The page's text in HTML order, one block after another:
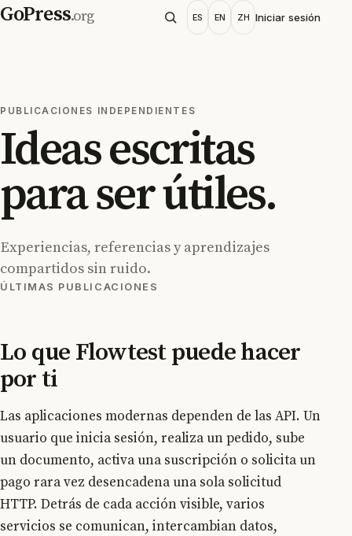
GoPress.org ES EN ZH Iniciar sesión
PUBLICACIONES INDEPENDIENTES
Ideas escritas
para ser útiles.
Experiencias, referencias y aprendizajes
compartidos sin ruido.
ÚLTIMAS PUBLICACIONES
Lo que Flowtest puede hacer
por ti
Las aplicaciones modernas dependen de las API. Un
usuario que inicia sesión, realiza un pedido, sube
un documento, activa una suscripción o solicita un
pago rara vez desencadena una sola solicitud
HTTP. Detrás de cada acción visible, varios
servicios se comunican, intercambian datos,